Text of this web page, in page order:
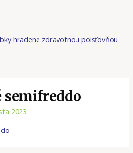
hradené zdravotnou poisťovňou
semifreddo
2023